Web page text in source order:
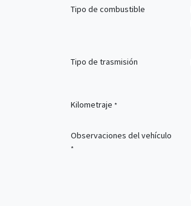
Tipo de combustible
Tipo de trasmisión
Kilometraje *
Observaciones del vehículo
*